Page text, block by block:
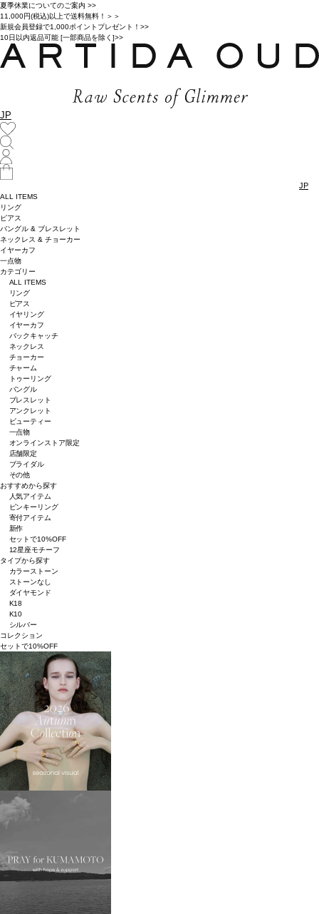
夏季休業についてのご案内 >>
11,000円(税込)以上で送料無料！＞＞
新規会員登録で1,000ポイントプレゼント！>>
10日以内返品可能 [一部商品を除く]>>
JP
JP
ALL ITEMS
リング
ピアス
バングル & ブレスレット
ネックレス & チョーカー
イヤーカフ
一点物
カテゴリー
ALL ITEMS
リング
ピアス
イヤリング
イヤーカフ
バックキャッチ
ネックレス
チョーカー
チャーム
トゥーリング
バングル
ブレスレット
アンクレット
ビューティー
一点物
オンラインストア限定
店舗限定
ブライダル
その他
おすすめから探す
人気アイテム
ピンキーリング
寄付アイテム
新作
セットで10%OFF
12星座モチーフ
タイプから探す
カラーストーン
ストーンなし
ダイヤモンド
K18
K10
シルバー
コレクション
セットで10%OFF